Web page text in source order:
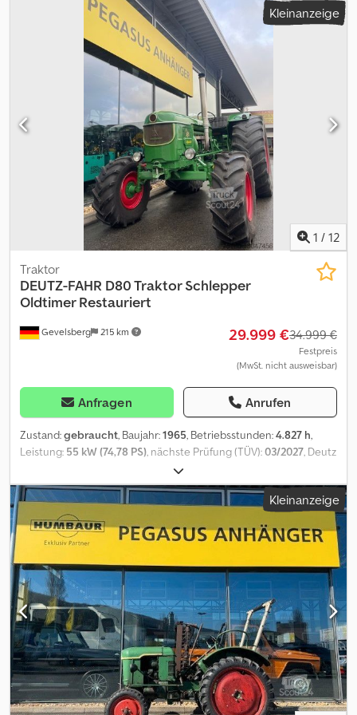
Grundausrüstung Deutz 6-Zylinder SCR / AD-Blue Wendgetriebe,
Stufenlos, 40 km/h gef. Kabine, Klimaanlage, Lüftung, Heizung,
Dachluke, Luftsitz Radio, Multifunktionsarmlehne,
Lenkradverstellung, Terminal Topc AS-Scheinwerfer vorne und
hinten gefederte Vorderachse Druckluftanlage 2-Kreissystem
Untenanhängung K 80 Steuergeräte 5x dw Heck, 1x dw Front,
druckloser Rücklauf Heck Kreuzschalthebel, externe Bedienung
am Kotflügel Stoll Frontlader ProfiLine FZ 80.1 riegelung,
3.Ölkreislauf Cjdpfeyhr H Rox Ag Horf 540/65-R30 Trelleborg
650/75-R38 Trelleborg GPS Lenksystem RTK
Kleinanzeige
1 / 12
Gevelsberg 215 km
Traktor
DEUTZ-FAHR D80 Traktor Schlepper
Oldtimer Restauriert
29.999 €34.999 €
Festpreis
(MwSt. nicht ausweisbar)
Anfragen Anrufen
Zustand:gebraucht, Baujahr:1965, Betriebsstunden:4.827 h,
Leistung: 55 kW (74,78 PS), nächste Prüfung (TÜV):03/2027, Deutz
D80 * Ackerschlepper * Traktor Crjdpfx Agovh Etaj Hef * Oldtimer
* Restauriert * Rarität H-Kennzeichen * Motor generalüberholt,
komplett zerlegt und neu aufgebaut * alle original Teile, auch
Heckhydraulik, sind vorhanden * Betriebsstunden: 4827 * BJ: 1965
* EZ: 30.07.1965 * HU:03/2027 * Gesamtmaße: 4000 mm x 2100 mm
D-Reihe * Modell: D 80 * Hubraum: 5120 cm³ * Zylinder: 6 * Diesel
* Leistung: 55 kW / 75 PS * Höchstgeschwindigkeit: 30 km/H *
Motor: KHD, Typ: F6L 812 * Luftgekühlter Viertakt-Sechszylinder-
Reihendieselmotor * Nenndrehzahl: 2300 U/min *
Leerlaufdrehzahl: 600 U/min * Doppelkupplung mit
Zweistufenpedal von Fichtel und Sachs (DO310/280K) * Getriebe:
ZF Gruppengetriebe (Typ A230 mit Mittelschaltung) *
Bolzengeschaltetes Wechselgetriebe mit vier Gängen * Erster
Gang als Kriechgang * 8 Vorwärts- und 4 Rückwertsgänge *
Kleinanzeige